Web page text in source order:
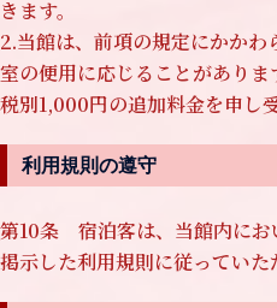
きます。
2.当館は、前項の規定にかか
室の便用に応じることがありま
税別1,000円の追加料金を申し受
利用規則の遵守
第10条 宿泊客は、当館内にお
掲示した利用規則に従っていた